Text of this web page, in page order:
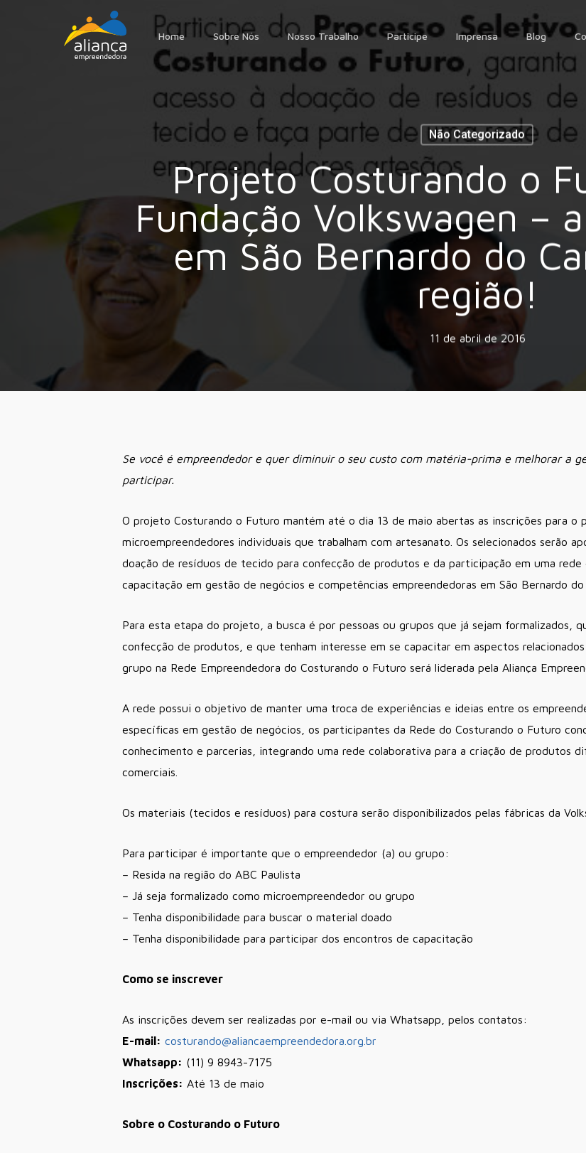
Home Sobre Nós Nosso Trabalho Participe Imprensa Blog
Não Categorizado
Projeto Costurando o
Fundação Volkswagen –
em São Bernardo do
região!
11 de abril de 2016
Se você é empreendedor e quer diminuir o seu custo com matéria-prima e melhorar a
participar.
O projeto Costurando o Futuro mantém até o dia 13 de maio abertas as inscrições para
microempreendedores individuais que trabalham com artesanato. Os selecionados serão
doação de resíduos de tecido para confecção de produtos e da participação em uma
capacitação em gestão de negócios e competências empreendedoras em São Bernardo
Para esta etapa do projeto, a busca é por pessoas ou grupos que já sejam formalizados,
confecção de produtos, e que tenham interesse em se capacitar em aspectos
grupo na Rede Empreendedora do Costurando o Futuro será liderada pela Aliança
A rede possui o objetivo de manter uma troca de experiências e ideias entre os
específicas em gestão de negócios, os participantes da Rede do Costurando o Futuro
conhecimento e parcerias, integrando uma rede colaborativa para a criação de produtos
comerciais.
Os materiais (tecidos e resíduos) para costura serão disponibilizados pelas fábricas da
Para participar é importante que o empreendedor (a) ou grupo:
– Resida na região do ABC Paulista
– Já seja formalizado como microempreendedor ou grupo
– Tenha disponibilidade para buscar o material doado
– Tenha disponibilidade para participar dos encontros de capacitação
Como se inscrever
As inscrições devem ser realizadas por e-mail ou via Whatsapp, pelos contatos:
E-mail: costurando@aliancaempreendedora.org.br
Whatsapp: (11) 9 8943-7175
Inscrições: Até 13 de maio
Sobre o Costurando o Futuro